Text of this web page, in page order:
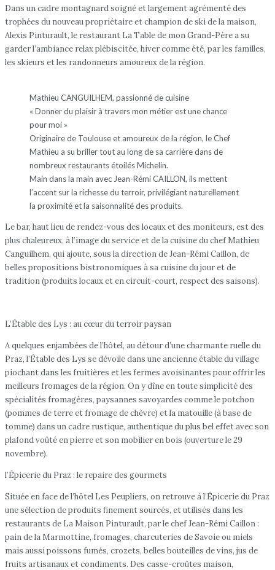
Dans un cadre montagnard soigné et largement agrémenté des
trophées du nouveau propriétaire et champion de ski de la maison,
Alexis Pinturault, le restaurant La Table de mon Grand-Père a su
garder l’ambiance relax plébiscitée, hiver comme été, par les familles,
les skieurs et les randonneurs amoureux de la région.
Mathieu CANGUILHEM, passionné de cuisine
« Donner du plaisir à travers mon métier est une chance
pour moi »
Originaire de Toulouse et amoureux de la région, le Chef
Mathieu a su briller tout au long de sa carrière dans de
nombreux restaurants étoilés Michelin.
Main dans la main avec Jean-Rémi CAILLON, ils mettent
l’accent sur la richesse du terroir, privilégiant naturellement
la proximité et la saisonnalité des produits.
Le bar, haut lieu de rendez-vous des locaux et des moniteurs, est des
plus chaleureux, à l’image du service et de la cuisine du chef Mathieu
Canguilhem, qui ajoute, sous la direction de Jean-Rémi Caillon, de
belles propositions bistronomiques à sa cuisine du jour et de
tradition (produits locaux et en circuit-court, respect des saisons).
L’Étable des Lys : au cœur du terroir paysan
A quelques enjambées de l’hôtel, au détour d’une charmante ruelle du
Praz, l’Étable des Lys se dévoile dans une ancienne étable du village
piochant dans les fruitières et les fermes avoisinantes pour offrir les
meilleurs fromages de la région. On y dîne en toute simplicité des
spécialités fromagères, paysannes savoyardes comme le potchon
(pommes de terre et fromage de chèvre) et la matouille (à base de
tomme) dans un cadre rustique, authentique du plus bel effet avec son
plafond voûté en pierre et son mobilier en bois (ouverture le 29
novembre).
l’Épicerie du Praz : le repaire des gourmets
Située en face de l’hôtel Les Peupliers, on retrouve à l’Épicerie du Praz
une sélection de produits finement sourcés, et utilisés dans les
restaurants de La Maison Pinturault, par le chef Jean-Rémi Caillon :
pain de la Marmottine, fromages, charcuteries de Savoie ou miels
mais aussi poissons fumés, crozets, belles bouteilles de vins, jus de
fruits artisanaux et condiments. Des casse-croûtes maison,